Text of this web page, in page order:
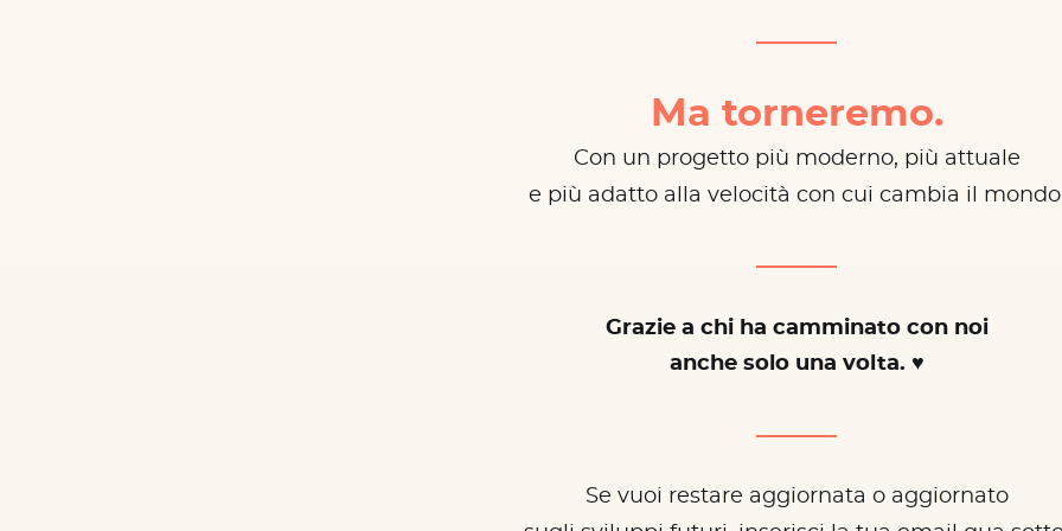
Ma torneremo.
Con un progetto più moderno, più attuale
e più adatto alla velocità con cui cambia il
Grazie a chi ha camminato con noi
anche solo una volta. ♥
Se vuoi restare aggiornata o aggiornato